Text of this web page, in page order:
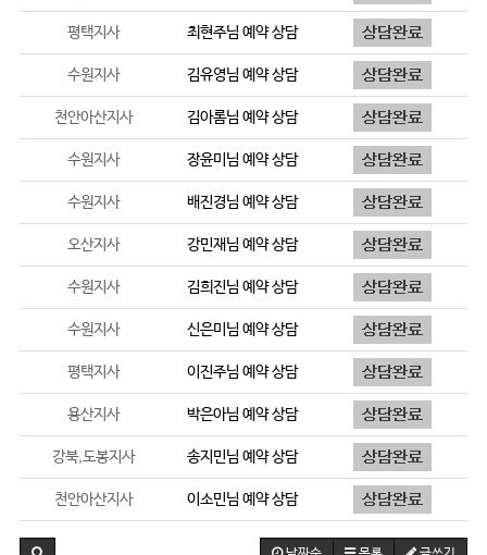
평택지사 최현주님 예약 상담
수원지사 김유영님 예약 상담
천안아산지사 김아롬님 예약 상담
수원지사 장윤미 님 예약 상담
수원지사 배진경님 예약 상담
오산지사 강민재님 예약 상담
수원지사 김희진님 예약 상담
수원지사 신은미 님 예약 상담
평택지사 이진주님 예약 상담
용산지사 박은아님 예약 상담
강북,도봉지사 송지민님 예약 상담
천안아산지사 이소민님 예약 상담